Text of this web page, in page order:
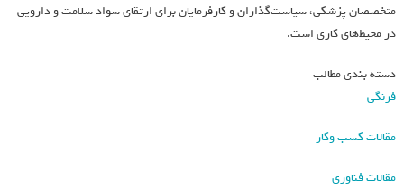
متخصصان پزشکی، سیاست‌گذاران و کارفرمایان برای ارتقای سواد سلامت و دارویی
در محیط‌های کاری است.
دسته بندی مطالب
فرنگی
مقالات کسب وکار
مقالات فناوری